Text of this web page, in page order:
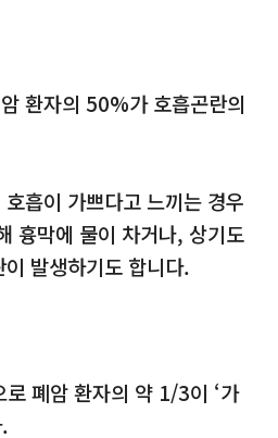
환자의 50%가 호흡곤란의
흡이 가쁘다고 느끼는 경우
흉막에 물이 차거나, 상기도
발생하기도 합니다.
폐암 환자의 약 1/3이 ‘가